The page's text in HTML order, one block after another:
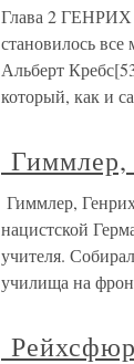
Глава 2 ГЕНРИХ
становилось
Альберт
который, как и
Гиммлер,
Гиммлер,
нацистской
учителя.
училища на